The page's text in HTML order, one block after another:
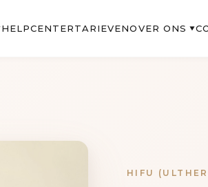
HELPCENTERTARIEVENOVER ONS ▼
HIFU